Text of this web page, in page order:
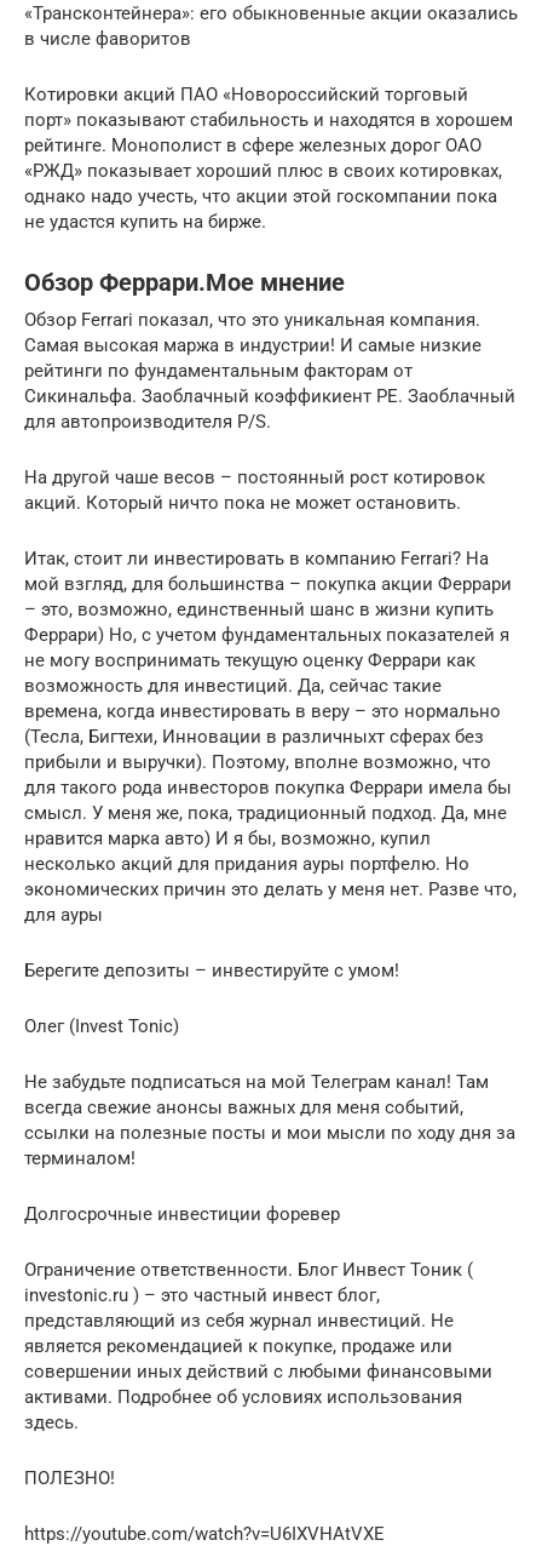
«Трансконтейнера»: его обыкновенные акции оказались
в числе фаворитов
Котировки акций ПАО «Новороссийский торговый
порт» показывают стабильность и находятся в хорошем
рейтинге. Монополист в сфере железных дорог ОАО
«РЖД» показывает хороший плюс в своих котировках,
однако надо учесть, что акции этой госкомпании пока
не удастся купить на бирже.
Обзор Феррари.Мое мнение
Обзор Ferrari показал, что это уникальная компания.
Самая высокая маржа в индустрии! И самые низкие
рейтинги по фундаментальным факторам от
Сикинальфа. Заоблачный коэффикиент PE. Заоблачный
для автопроизводителя P/S.
На другой чаше весов – постоянный рост котировок
акций. Который ничто пока не может остановить.
Итак, стоит ли инвестировать в компанию Ferrari? На
мой взгляд, для большинства – покупка акции Феррари
– это, возможно, единственный шанс в жизни купить
Феррари) Но, с учетом фундаментальных показателей я
не могу воспринимать текущую оценку Феррари как
возможность для инвестиций. Да, сейчас такие
времена, когда инвестировать в веру – это нормально
(Тесла, Бигтехи, Инновации в различныхт сферах без
прибыли и выручки). Поэтому, вполне возможно, что
для такого рода инвесторов покупка Феррари имела бы
смысл. У меня же, пока, традиционный подход. Да, мне
нравится марка авто) И я бы, возможно, купил
несколько акций для придания ауры портфелю. Но
экономических причин это делать у меня нет. Разве что,
для ауры
Берегите депозиты – инвестируйте с умом!
Олег (Invest Tonic)
Не забудьте подписаться на мой Телеграм канал! Там
всегда свежие анонсы важных для меня событий,
ссылки на полезные посты и мои мысли по ходу дня за
терминалом!
Долгосрочные инвестиции форевер
Ограничение ответственности. Блог Инвест Тоник (
investonic.ru ) – это частный инвест блог,
представляющий из себя журнал инвестиций. Не
является рекомендацией к покупке, продаже или
совершении иных действий с любыми финансовыми
активами. Подробнее об условиях использования
здесь.
ПОЛЕЗНО!
https://youtube.com/watch?v=U6IXVHAtVXE